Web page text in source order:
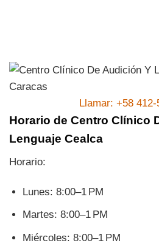
Llamar: +58 412-
Horario de Centro Clínico
Lenguaje Cealca
Horario:
Lunes: 8:00–1 PM
Martes: 8:00–1 PM
Miércoles: 8:00–1 PM